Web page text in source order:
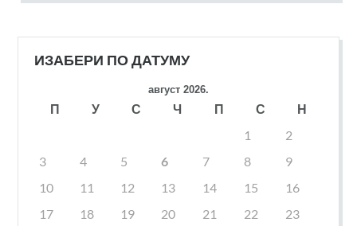
ИЗАБЕРИ ПО ДАТУМУ
август 2026.
П У С Ч П С
Н
1
2
3
4 5 6 7 8
9
10
11 12 13 14 15
16
17
18 19 20 21 22
23